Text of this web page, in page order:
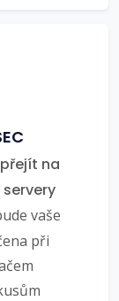
na
vaše
při